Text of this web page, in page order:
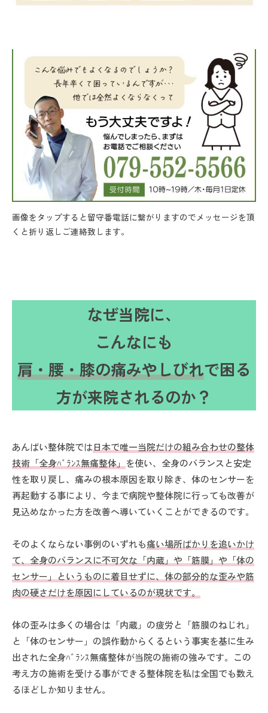
画像をタップすると留守番電話に繋がりますのでメッセージを頂
くと折り返しご連絡致します。
なぜ当院に、
こんなにも
肩・腰・膝の痛みやしびれで困る
方が来院されるのか？
あんばい整体院では日本で唯一当院だけの組み合わせの整体
技術「全身ﾊﾞﾗﾝｽ無痛整体」を使い、全身のバランスと安定
性を取り戻し、痛みの根本原因を取り除き、体のセンサーを
再起動する事により、今まで病院や整体院に行っても改善が
見込めなかった方を改善へ導いていくことができるのです。
そのよくならない事例のいずれも痛い場所ばかりを追いかけ
て、全身のバランスに不可欠な「内蔵」や「筋膜」や「体の
センサー」というものに着目せずに、体の部分的な歪みや筋
肉の硬さだけを原因にしているのが現状です。
体の歪みは多くの場合は「内蔵」の疲労と「筋膜のねじれ」
と「体のセンサー」の誤作動からくるという事実を基に生み
出された全身ﾊﾞﾗﾝｽ無痛整体が当院の施術の強みです。この
考え方の施術を受ける事ができる整体院を私は全国でも数え
るほどしか知りません。